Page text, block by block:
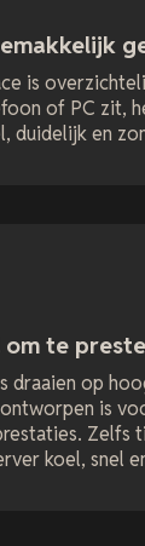
is
of PC zit,
duidelijk en
om te
draaien op
is
Zelfs
koel, snel